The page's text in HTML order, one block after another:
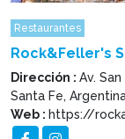
Restaurantes
Rock&Feller's
Dirección : Av.
Santa Fe,
Web : https://